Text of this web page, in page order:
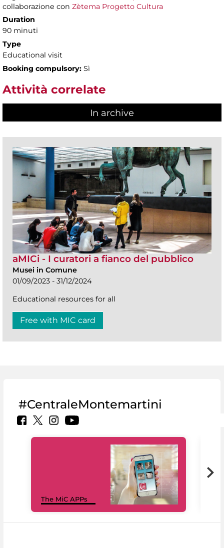
collaborazione con Zètema Progetto Cultura
Duration
90 minuti
Type
Educational visit
Booking compulsory: Sì
Attività correlate
In archive
aMICi - I curatori a fianco del pubblico
Musei in Comune
01/09/2023 - 31/12/2024
Educational resources for all
Free with MIC card
#CentraleMontemartini
The MiC APPs